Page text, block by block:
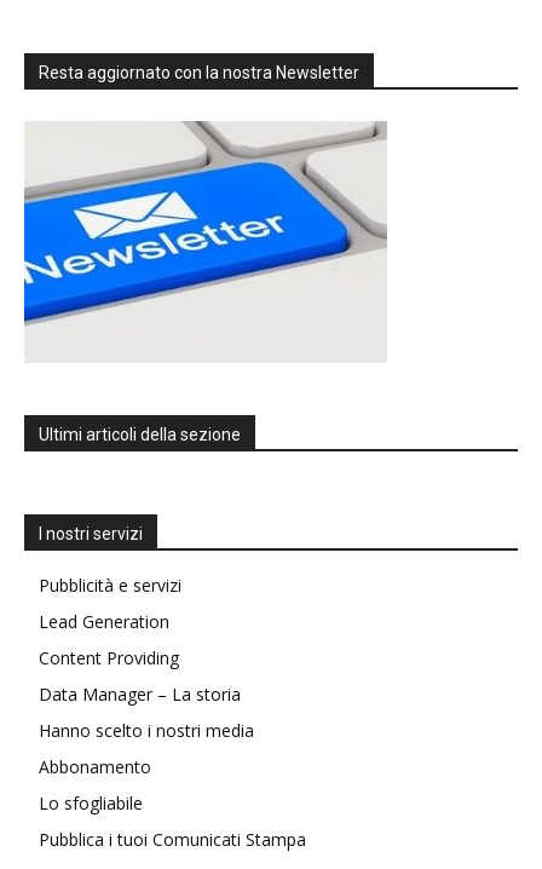
Resta aggiornato con la nostra Newsletter
Ultimi articoli della sezione
I nostri servizi
Pubblicità e servizi
Lead Generation
Content Providing
Data Manager – La storia
Hanno scelto i nostri media
Abbonamento
Lo sfogliabile
Pubblica i tuoi Comunicati Stampa